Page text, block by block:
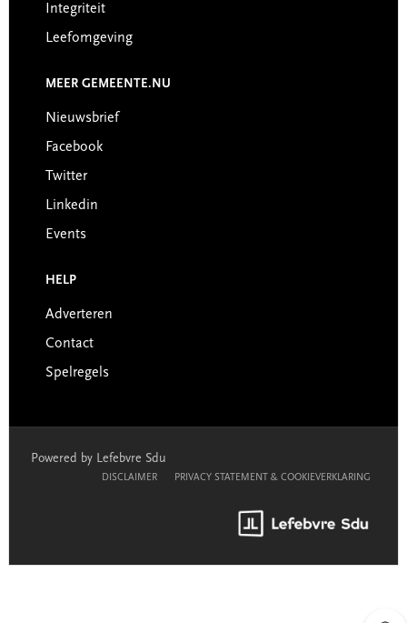
Integriteit
Leefomgeving
MEER GEMEENTE.NU
Nieuwsbrief
Facebook
Twitter
Linkedin
Events
HELP
Adverteren
Contact
Spelregels
Powered by Lefebvre Sdu
DISCLAIMER PRIVACY STATEMENT & COOKIEVERKLARING